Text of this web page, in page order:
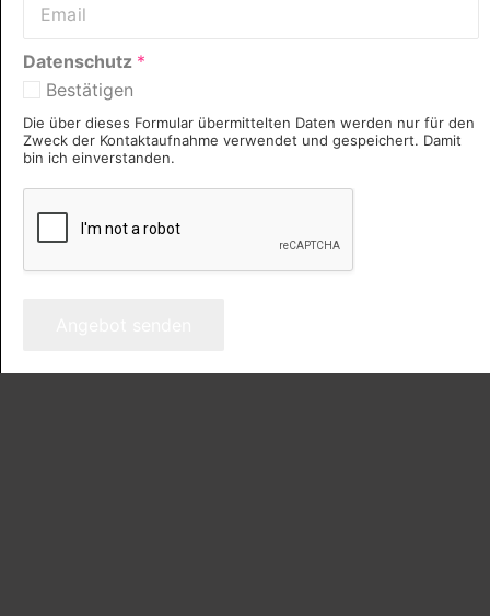
Datenschutz *
Bestätigen
Die über dieses Formular übermittelten Daten werden nur für den
Zweck der Kontaktaufnahme verwendet und gespeichert. Damit
bin ich einverstanden.